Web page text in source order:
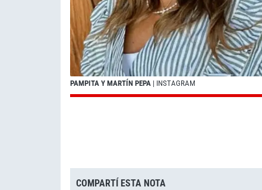
PAMPITA Y MARTÍN PEPA | INSTAGRAM
COMPARTÍ ESTA NOTA